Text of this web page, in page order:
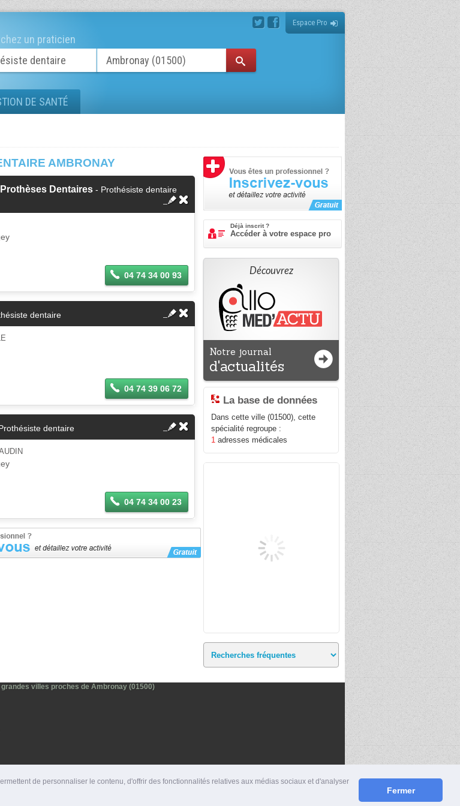
de personnaliser le contenu, d'offrir des fonctionnalités relatives aux médias sociaux et d'analyser
Fermer
Espace Pro
un praticien
DE SANTÉ
AMBRONAY
Dentaires - Prothésiste dentaire
04 74 34 00 93
dentaire
04 74 39 06 72
dentaire
04 74 34 00 23
Déjà inscrit ?
Accéder à votre espace pro
Découvrez
Notre journal
d'actualités
La base de données
Dans cette ville (01500), cette
spécialité regroupe :
1 adresses médicales
villes proches de Ambronay (01500)